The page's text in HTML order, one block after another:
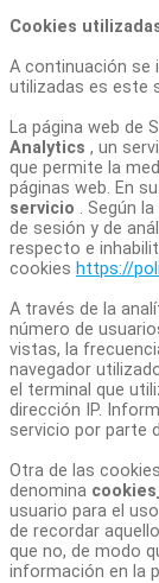
Cookies
A continuación se
utilizadas es este
La página web de
Analytics , un
que permite la
páginas web. En
servicio . Según
de sesión y de
respecto e
cookies https://
A través de la
número de
vistas, la
navegador
el terminal que
dirección IP.
servicio por parte
Otra de las
denomina
usuario para el
de recordar
que no, de modo
información en la